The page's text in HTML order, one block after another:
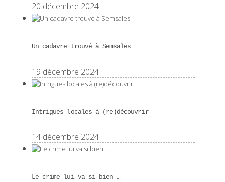
20 décembre 2024
Un cadavre trouvé à Semsales
19 décembre 2024
Intrigues locales à (re)découvrir
14 décembre 2024
Le crime lui va si bien …